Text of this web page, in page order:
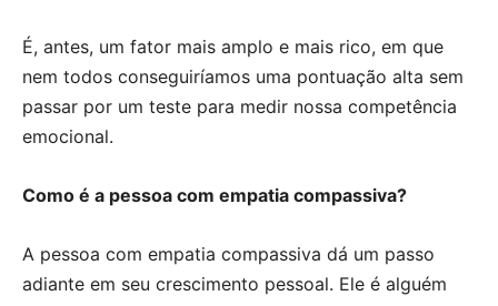
É, antes, um fator mais amplo e mais rico, em que
nem todos conseguiríamos uma pontuação alta sem
passar por um teste para medir nossa competência
emocional.
Como é a pessoa com empatia compassiva?
A pessoa com empatia compassiva dá um passo
adiante em seu crescimento pessoal. Ele é alguém